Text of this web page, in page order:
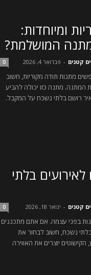
ומיוחדות:
המושלמת?
קטנים - פברואר 4, 2026 0
מתנות תודה מקוריות, חשוב
המתנה. מתנה כזו יכולה להביע
רושם בלתי נשכח על המקבל.
לאירועים בלתי
קטנים - ינואר 18, 2026 0
בפני עצמה. אם אתם מתכננים
בלתי נשכח, חשוב לבחור את
הקישוטים יוצרים את האווירה